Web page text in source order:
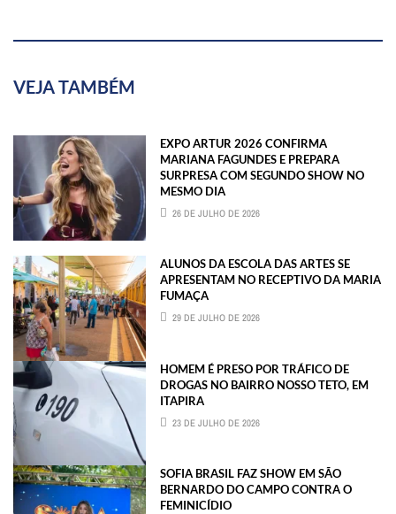
VEJA TAMBÉM
EXPO ARTUR 2026 CONFIRMA
MARIANA FAGUNDES E PREPARA
SURPRESA COM SEGUNDO SHOW NO
MESMO DIA
26 DE JULHO DE 2026
ALUNOS DA ESCOLA DAS ARTES SE
APRESENTAM NO RECEPTIVO DA MARIA
FUMAÇA
29 DE JULHO DE 2026
HOMEM É PRESO POR TRÁFICO DE
DROGAS NO BAIRRO NOSSO TETO, EM
ITAPIRA
23 DE JULHO DE 2026
SOFIA BRASIL FAZ SHOW EM SÃO
BERNARDO DO CAMPO CONTRA O
FEMINICÍDIO